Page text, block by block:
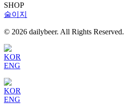
SHOP
술이지
© 2026 dailybeer. All Rights Reserved.
KOR
ENG
KOR
ENG